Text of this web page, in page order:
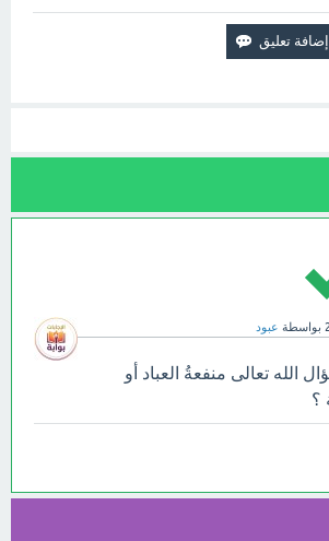
بواسطة عبود
الله تعالى منفعةُ العباد أو
؟